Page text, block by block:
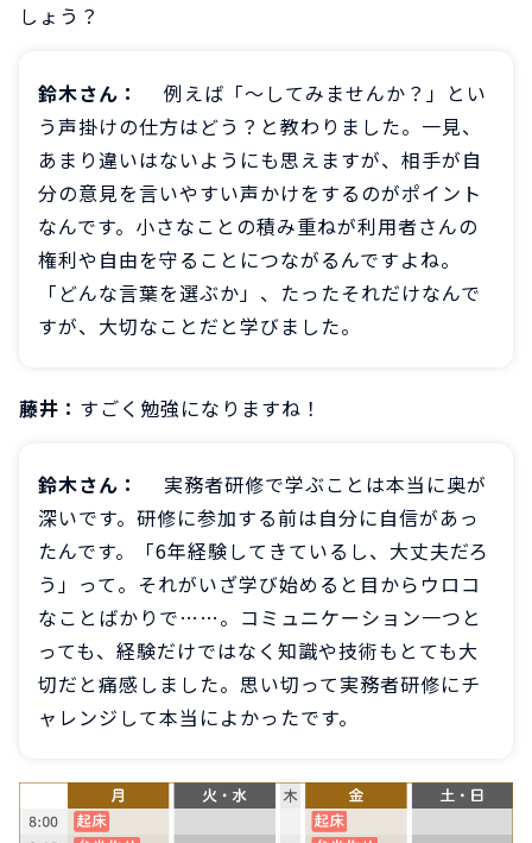
しょう？
鈴木さん：
例えば「～してみませんか？」とい
う声掛けの仕方はどう？と教わりました。一見、
あまり違いはないようにも思えますが、相手が自
分の意見を言いやすい声かけをするのがポイント
なんです。小さなことの積み重ねが利用者さんの
権利や自由を守ることにつながるんですよね。
「どんな言葉を選ぶか」、たったそれだけなんで
すが、大切なことだと学びました。
藤井： すごく勉強になりますね！
鈴木さん：
実務者研修で学ぶことは本当に奥が
深いです。研修に参加する前は自分に自信があっ
たんです。「6年経験してきているし、大丈夫だろ
う」って。それがいざ学び始めると目からウロコ
なことばかりで……。コミュニケーション一つと
っても、経験だけではなく知識や技術もとても大
切だと痛感しました。思い切って実務者研修にチ
ャレンジして本当によかったです。